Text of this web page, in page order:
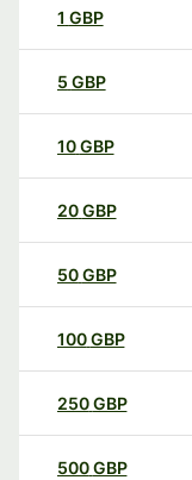
1 GBP
5 GBP
10GBP
20GBP
50GBP
100GBP
250GBP
500GBP